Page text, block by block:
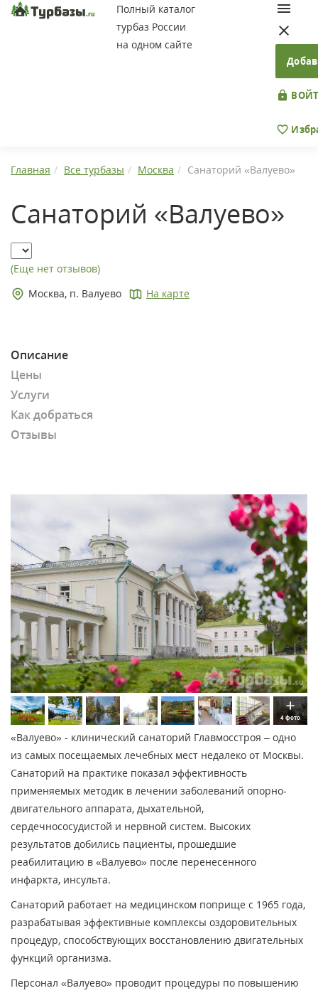
Полный каталог
турбаз России
на одном сайте
Главная Все турбазы Москва Санаторий «Валуево»
Санаторий «Валуево»
(Еще нет отзывов)
Москва, п. Валуево
На карте
Описание
Цены
Услуги
Как добраться
Отзывы
4 фото
«Валуево» - клинический санаторий Главмосстроя – одно
из самых посещаемых лечебных мест недалеко от Москвы.
Санаторий на практике показал эффективность
применяемых методик в лечении заболеваний опорно-
двигательного аппарата, дыхательной,
сердечнососудистой и нервной систем. Высоких
результатов добились пациенты, прошедшие
реабилитацию в «Валуево» после перенесенного
инфаркта, инсульта.
Санаторий работает на медицинском поприще с 1965 года,
разрабатывая эффективные комплексы оздоровительных
процедур, способствующих восстановлению двигательных
функций организма.
Персонал «Валуево» проводит процедуры по повышению